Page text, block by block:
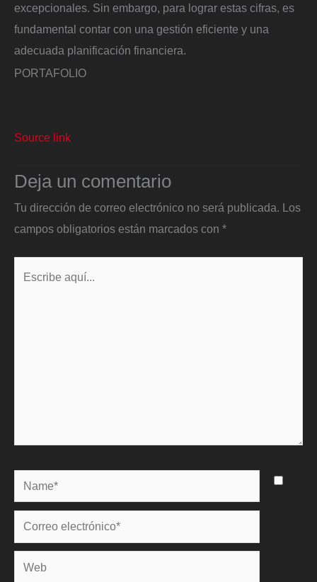
excepcionales. Sin embargo, para lograr estas cifras, es
fundamental contar con una gestión eficiente y una
adecuada planificación financiera.
PORTAFOLIO
Source link
Deja un comentario
Tu dirección de correo electrónico no será publicada. Los
campos obligatorios están marcados con *
Name*
Correo
electrónico*
Web